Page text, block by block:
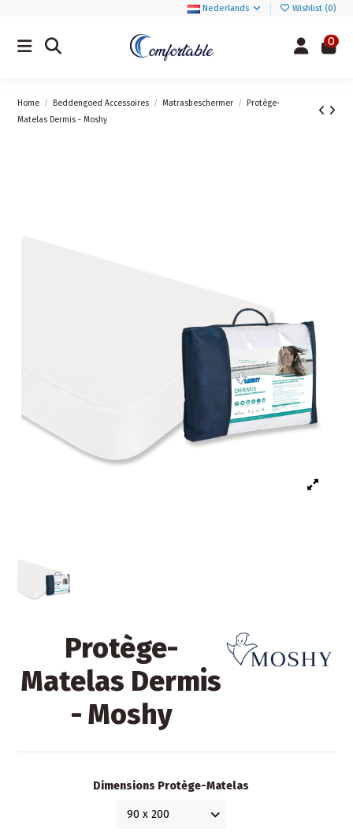
Nederlands Wishlist (0)
0
Home Beddengoed Accessoires Matrasbeschermer
Protège-
Matelas Dermis - Moshy
Protège-
Matelas Dermis
- Moshy
Dimensions Protège-Matelas